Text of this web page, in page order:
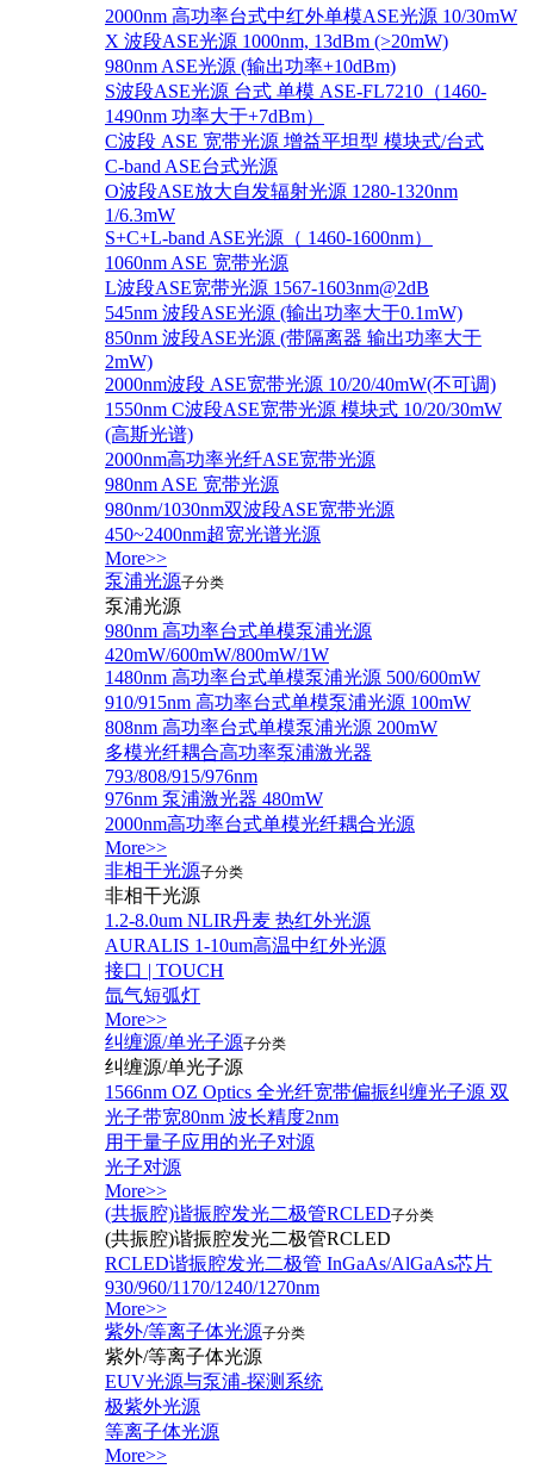
2000nm 高功率台式中红外单模ASE光源 10/30mW
X 波段ASE光源 1000nm, 13dBm (>20mW)
980nm ASE光源 (输出功率+10dBm)
S波段ASE光源 台式 单模 ASE-FL7210（1460-
1490nm 功率大于+7dBm）
C波段 ASE 宽带光源 增益平坦型 模块式/台式
C-band ASE台式光源
O波段ASE放大自发辐射光源 1280-1320nm
1/6.3mW
S+C+L-band ASE光源（ 1460-1600nm）
1060nm ASE 宽带光源
L波段ASE宽带光源 1567-1603nm@2dB
545nm 波段ASE光源 (输出功率大于0.1mW)
850nm 波段ASE光源 (带隔离器 输出功率大于
2mW)
2000nm波段 ASE宽带光源 10/20/40mW(不可调)
1550nm C波段ASE宽带光源 模块式 10/20/30mW
(高斯光谱)
2000nm高功率光纤ASE宽带光源
980nm ASE 宽带光源
980nm/1030nm双波段ASE宽带光源
450~2400nm超宽光谱光源
More>>
泵浦光源子分类
泵浦光源
980nm 高功率台式单模泵浦光源
420mW/600mW/800mW/1W
1480nm 高功率台式单模泵浦光源 500/600mW
910/915nm 高功率台式单模泵浦光源 100mW
808nm 高功率台式单模泵浦光源 200mW
多模光纤耦合高功率泵浦激光器
793/808/915/976nm
976nm 泵浦激光器 480mW
2000nm高功率台式单模光纤耦合光源
More>>
非相干光源子分类
非相干光源
1.2-8.0um NLIR丹麦 热红外光源
AURALIS 1-10um高温中红外光源
接口 | TOUCH
氙气短弧灯
More>>
纠缠源/单光子源子分类
纠缠源/单光子源
1566nm OZ Optics 全光纤宽带偏振纠缠光子源 双
光子带宽80nm 波长精度2nm
用于量子应用的光子对源
光子对源
More>>
(共振腔)谐振腔发光二极管RCLED子分类
(共振腔)谐振腔发光二极管RCLED
RCLED谐振腔发光二极管 InGaAs/AlGaAs芯片
930/960/1170/1240/1270nm
More>>
紫外/等离子体光源子分类
紫外/等离子体光源
EUV光源与泵浦-探测系统
极紫外光源
等离子体光源
More>>